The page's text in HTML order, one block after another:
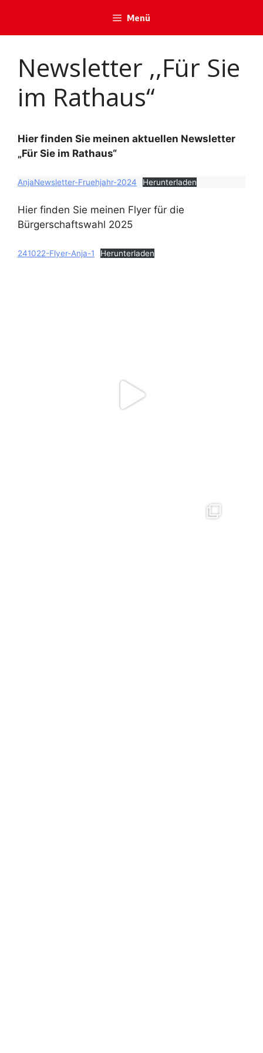
springen
Menü
Newsletter ,,Für Sie
im Rathaus“
Hier finden Sie meinen aktuellen Newsletter
„Für Sie im Rathaus“
AnjaNewsletter-Fruehjahr-2024 Herunterladen
Hier finden Sie meinen Flyer für die
Bürgerschaftswahl 2025
241022-Flyer-Anja-1 Herunterladen